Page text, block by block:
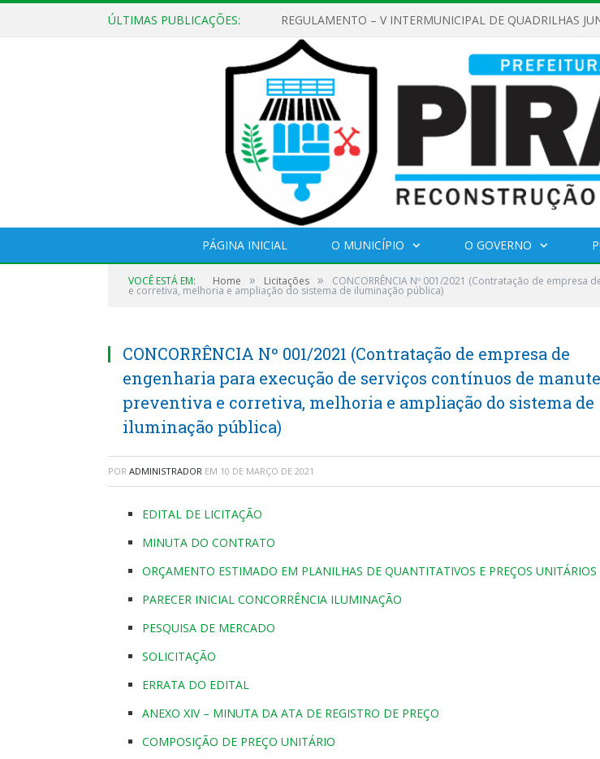
ÚLTIMAS PUBLICAÇÕES:
PÁGINA INICIAL O MUNICÍPIO O GOVERNO
VOCÊ ESTÁ EM: Home » Licitações » CONCORRÊNCIA Nº 001/2021 (Contratação de
e corretiva, melhoria e ampliação do sistema de iluminação pública)
CONCORRÊNCIA Nº 001/2021 (Contratação de empresa de
engenharia para execução de serviços contínuos de
preventiva e corretiva, melhoria e ampliação do sistema de
iluminação pública)
POR ADMINISTRADOR EM 10 DE MARÇO DE 2021
EDITAL DE LICITAÇÃO
MINUTA DO CONTRATO
ORÇAMENTO ESTIMADO EM PLANILHAS DE QUANTITATIVOS E PREÇOS UNITÁRIOS
PARECER INICIAL CONCORRÊNCIA ILUMINAÇÃO
PESQUISA DE MERCADO
SOLICITAÇÃO
ERRATA DO EDITAL
ANEXO XIV – MINUTA DA ATA DE REGISTRO DE PREÇO
COMPOSIÇÃO DE PREÇO UNITÁRIO